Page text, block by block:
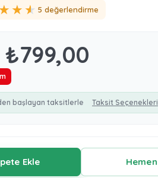
★★ 5 değerlendirme
₺799,00
başlayan taksitlerle Taksit Seçenekleri